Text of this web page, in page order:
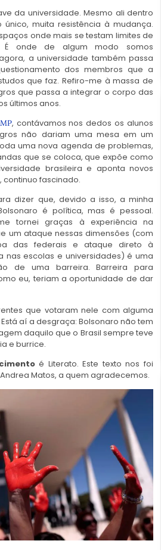
da universidade. Mesmo ali dentro
único, muita resistência à mudança.
onde mais se testam limites de
É onde de algum modo somos
a universidade também passa
dos membros que a
que faz. Refiro-me à massa de
que passa a integrar o corpo das
últimos anos.
, contávamos nos dedos os alunos
não dariam uma mesa em um
uma nova agenda de problemas,
que se coloca, que expõe como
brasileira e aponta novos
continuo fascinado.
dizer que, devido a isso, a minha
é política, mas é pessoal.
tornei graças à experiência na
um ataque nessas dimensões (com
das federais e ataque direto à
nas escolas e universidades) é uma
de uma barreira. Barreira para
eu, teriam a oportunidade de dar
que votaram nele com alguma
aí a desgraça: Bolsonaro não tem
daquilo que o Brasil sempre teve
e burrice.
é Literato. Este texto nos foi
Matos, a quem agradecemos.